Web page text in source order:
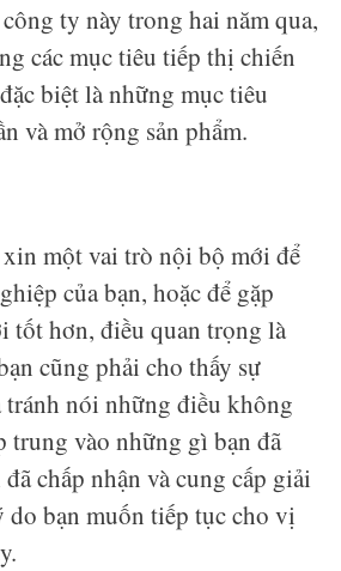
ty này trong hai năm qua,
các mục tiêu tiếp thị chiến
biệt là những mục tiêu
và mở rộng sản phẩm.
một vai trò nội bộ mới để
của bạn, hoặc để gặp
tốt hơn, điều quan trọng là
cũng phải cho thấy sự
tránh nói những điều không
trung vào những gì bạn đã
chấp nhận và cung cấp giải
bạn muốn tiếp tục cho vị